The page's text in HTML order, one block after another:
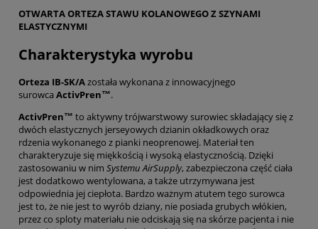
OTWARTA ORTEZA STAWU KOLANOWEGO Z SZYNAMI
ELASTYCZNYMI
Charakterystyka wyrobu
Orteza IB-SK/Azostała wykonana z innowacyjnego
surowca ActivPren™.
ActivPren™ to aktywny trójwarstwowy surowiec składający się z
dwóch elastycznych jerseyowych dzianin okładkowych oraz
rdzenia wykonanego z pianki neoprenowej. Materiał ten
charakteryzuje się miękkością i wysoką elastycznością. Dzięki
zastosowaniu w nim Systemu AirSupply, zabezpieczona część ciała
jest dodatkowo wentylowana, a także utrzymywana jest
odpowiednia jej ciepłota. Bardzo ważnym atutem tego surowca
jest to, że nie jest to wyrób dziany, nie posiada grubych włókien,
przez co sploty materiału nie odciskają się na skórze pacjenta i nie